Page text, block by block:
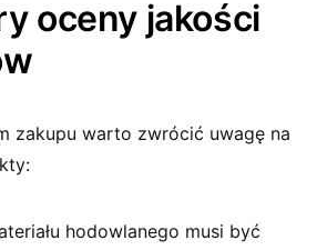
oceny jakości
zakupu warto zwrócić uwagę na
hodowlanego musi być